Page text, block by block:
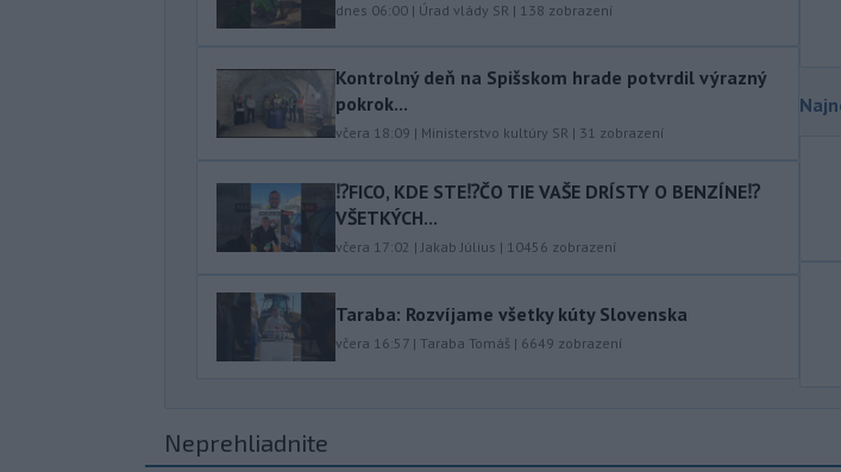
14:17
V
Slovnaft
rafinéria
ďalej od
chrániče
dnes 06:00 | Úrad vlády SR | 138 zobrazení
Kontrolný deň na Spišskom hrade potvrdil výrazný
pokrok...
včera 18:09 | Ministerstvo kultúry SR | 31 zobrazení
⁉️FICO, KDE STE⁉️ČO TIE VAŠE DRÍSTY O BENZÍNE⁉️
VŠETKÝCH...
včera 17:02 |Jakab Július | 10456 zobrazení
Taraba: Rozvíjame všetky kúty Slovenska
včera 16:57 | Taraba Tomáš | 6649 zobrazení
Neprehliadnite